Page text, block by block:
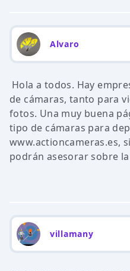
Alvaro
Hola a todos. Hay
de cámaras, tanto para
fotos. Una muy buena
tipo de cámaras para
www.actioncameras.es,
podrán asesorar sobre
villamany